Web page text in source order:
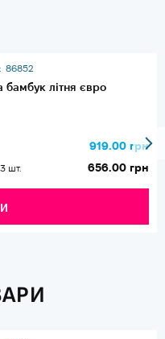
86852
бамбук літня євро
919.00 грн
шт. 656.00 грн